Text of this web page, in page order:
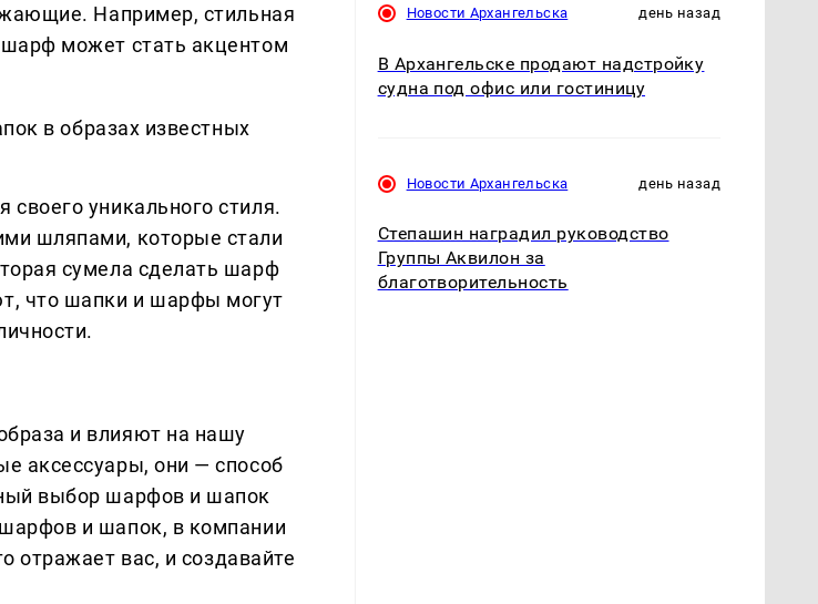
Например, стильная
может стать акцентом
в образах известных
уникального стиля.
шляпами, которые стали
сумела сделать шарф
что шапки и шарфы могут
и влияют на нашу
аксессуары, они — способ
выбор шарфов и шапок
и шапок, в компании
отражает вас, и создавайте
Новости Архангельска день назад
В Архангельске продают надстройку
судна под офис или гостиницу
Новости Архангельска день назад
Степашин наградил руководство
Группы Аквилон за
благотворительность